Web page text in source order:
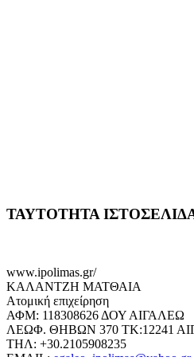
ΤΑΥΤΟΤΗΤΑ
www.ipolimas.gr/
ΚΑΛΑΝΤΖΗ ΜΑΤΘΑΙΑ
Ατομική επιχείρηση
ΑΦΜ: 118308626 ΔΟΥ ΑΙΓΑΛΕΩ
ΛΕΩΦ. ΘΗΒΩΝ 370 ΤΚ:12241
ΤΗΛ: +30.2105908235